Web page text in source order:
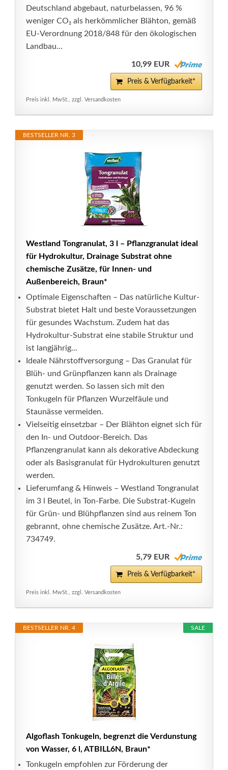
Deutschland abgebaut, naturbelassen, 96 %
weniger CO₂ als herkömmlicher Blähton, gemäß
EU-Verordnung 2018/848 für den ökologischen
Landbau...
10,99 EUR
Preis & Verfügbarkeit*
Preis inkl. MwSt., zzgl. Versandkosten
BESTSELLER NR. 3
Westland Tongranulat, 3 l – Pflanzgranulat ideal
für Hydrokultur, Drainage Substrat ohne
chemische Zusätze, für Innen- und
Außenbereich, Braun*
Optimale Eigenschaften – Das natürliche Kultur-
Substrat bietet Halt und beste Voraussetzungen
für gesundes Wachstum. Zudem hat das
Hydrokultur-Substrat eine stabile Struktur und
ist langjährig...
Ideale Nährstoffversorgung – Das Granulat für
Blüh- und Grünpflanzen kann als Drainage
genutzt werden. So lassen sich mit den
Tonkugeln für Pflanzen Wurzelfäule und
Staunässe vermeiden.
Vielseitig einsetzbar – Der Blähton eignet sich für
den In- und Outdoor-Bereich. Das
Pflanzengranulat kann als dekorative Abdeckung
oder als Basisgranulat für Hydrokulturen genutzt
werden.
Lieferumfang & Hinweis – Westland Tongranulat
im 3 l Beutel, in Ton-Farbe. Die Substrat-Kugeln
für Grün- und Blühpflanzen sind aus reinem Ton
gebrannt, ohne chemische Zusätze. Art.-Nr.:
734749.
5,79 EUR
Preis & Verfügbarkeit*
Preis inkl. MwSt., zzgl. Versandkosten
SALE
BESTSELLER NR. 4
Algoflash Tonkugeln, begrenzt die Verdunstung
von Wasser, 6 l, ATBILL6N, Braun*
Tonkugeln empfohlen zur Förderung der